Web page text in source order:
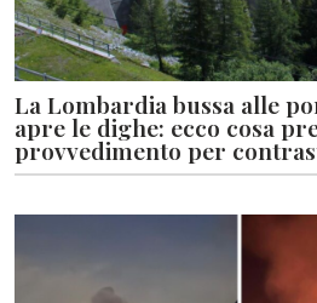
La Lombardia bussa alle
apre le dighe: ecco cosa
provvedimento per